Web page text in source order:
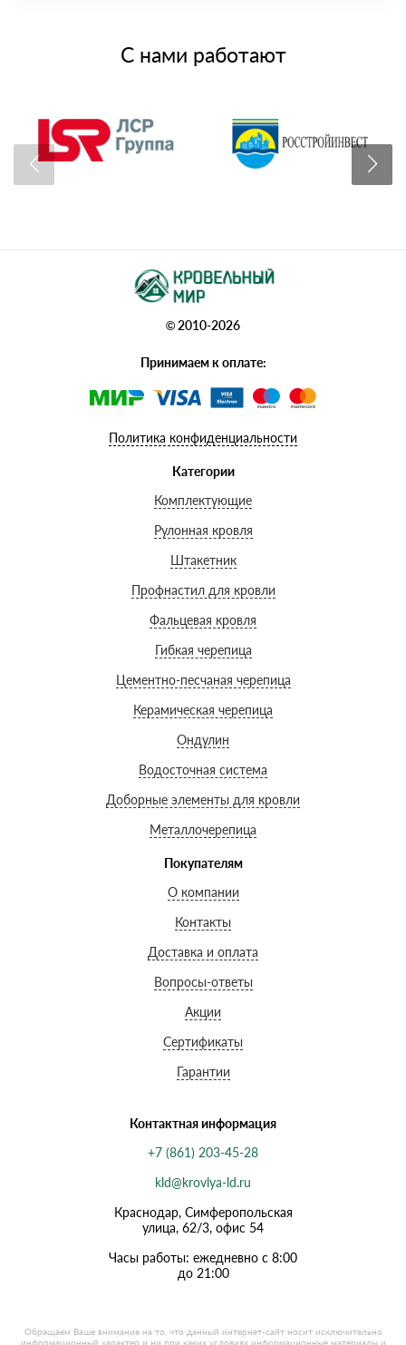
С нами работают
© 2010-2026
Принимаем к оплате:
Политика конфиденциальности
Категории
Комплектующие
Рулонная кровля
Штакетник
Профнастил для кровли
Фальцевая кровля
Гибкая черепица
Цементно-песчаная черепица
Керамическая черепица
Ондулин
Водосточная система
Доборные элементы для кровли
Металлочерепица
Покупателям
О компании
Контакты
Доставка и оплата
Вопросы-ответы
Акции
Сертификаты
Гарантии
Контактная информация
+7 (861) 203-45-28
kld@krovlya-ld.ru
Краснодар, Симферопольская
улица, 62/3, офис 54
Часы работы: ежедневно с 8:00
до 21:00